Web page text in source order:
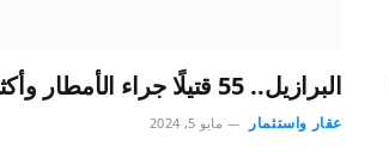
البرازيل.. 55 قتيلًا جراء الأمطار وأكثر من 70 في عداد المفقودين
عقار واستثمار مايو 5, 2024